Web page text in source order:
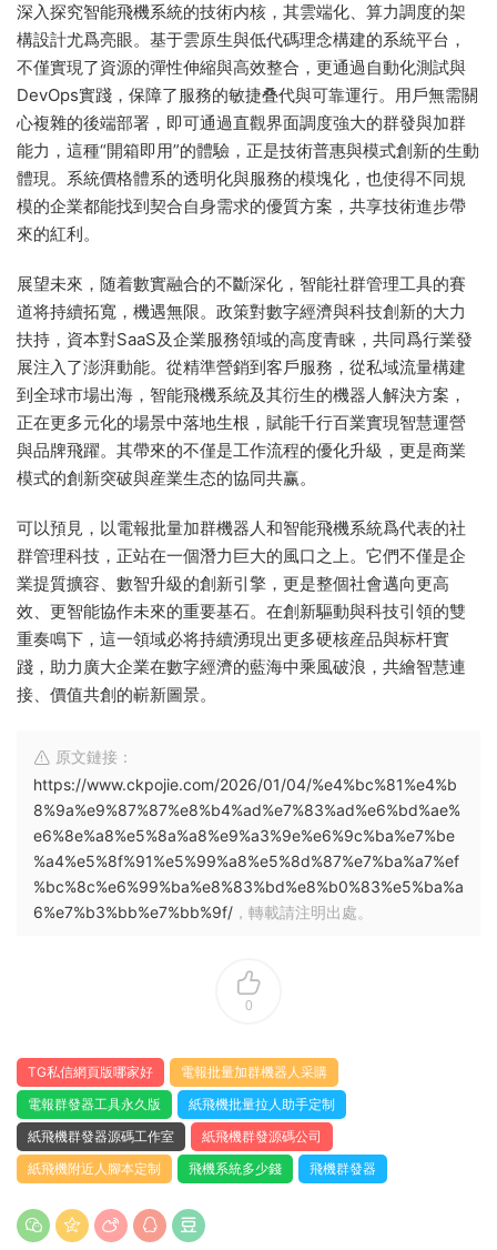
深入探究智能飛機系統的技術内核，其雲端化、算力調度的架
構設計尤爲亮眼。基于雲原生與低代碼理念構建的系統平台，
不僅實現了資源的彈性伸縮與高效整合，更通過自動化測試與
DevOps實踐，保障了服務的敏捷叠代與可靠運行。用戶無需關
心複雜的後端部署，即可通過直觀界面調度強大的群發與加群
能力，這種“開箱即用”的體驗，正是技術普惠與模式創新的生動
體現。系統價格體系的透明化與服務的模塊化，也使得不同規
模的企業都能找到契合自身需求的優質方案，共享技術進步帶
來的紅利。
展望未來，随着數實融合的不斷深化，智能社群管理工具的賽
道将持續拓寬，機遇無限。政策對數字經濟與科技創新的大力
扶持，資本對SaaS及企業服務領域的高度青睐，共同爲行業發
展注入了澎湃動能。從精準營銷到客戶服務，從私域流量構建
到全球市場出海，智能飛機系統及其衍生的機器人解決方案，
正在更多元化的場景中落地生根，賦能千行百業實現智慧運營
與品牌飛躍。其帶來的不僅是工作流程的優化升級，更是商業
模式的創新突破與産業生态的協同共赢。
可以預見，以電報批量加群機器人和智能飛機系統爲代表的社
群管理科技，正站在一個潛力巨大的風口之上。它們不僅是企
業提質擴容、數智升級的創新引擎，更是整個社會邁向更高
效、更智能協作未來的重要基石。在創新驅動與科技引領的雙
重奏鳴下，這一領域必将持續湧現出更多硬核産品與标杆實
踐，助力廣大企業在數字經濟的藍海中乘風破浪，共繪智慧連
接、價值共創的嶄新圖景。
原文鏈接：
https://www.ckpojie.com/2026/01/04/%e4%bc%81%e4%b
8%9a%e9%87%87%e8%b4%ad%e7%83%ad%e6%bd%ae%
e6%8e%a8%e5%8a%a8%e9%a3%9e%e6%9c%ba%e7%be
%a4%e5%8f%91%e5%99%a8%e5%8d%87%e7%ba%a7%ef
%bc%8c%e6%99%ba%e8%83%bd%e8%b0%83%e5%ba%a
6%e7%b3%bb%e7%bb%9f/ ，轉載請注明出處。
0
TG私信網頁版哪家好
電報批量加群機器人采購
電報群發器工具永久版
紙飛機批量拉人助手定制
紙飛機群發器源碼工作室
紙飛機群發源碼公司
紙飛機附近人腳本定制
飛機系統多少錢 飛機群發器